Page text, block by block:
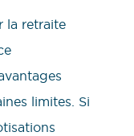
la retraite
limites. Si